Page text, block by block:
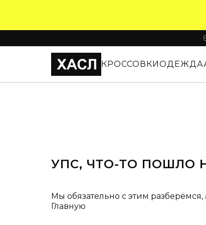
КРОССОВКИОДЕЖДА
УПС, ЧТО-ТО ПОШЛО
Мы обязательно с этим разберёмся,
Главную